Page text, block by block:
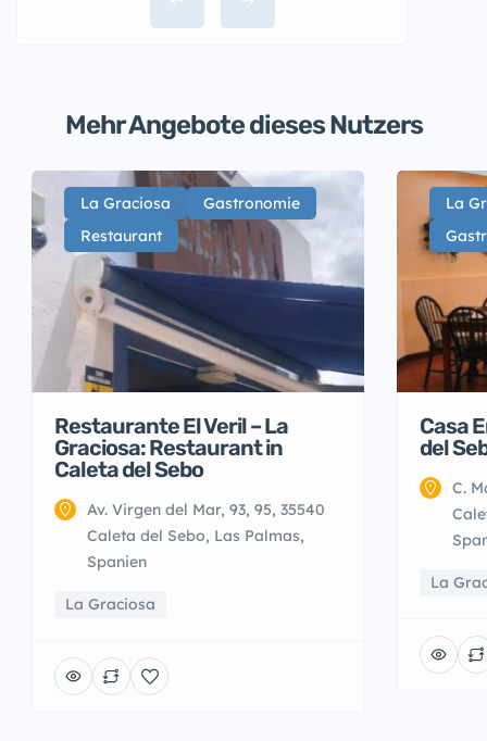
Mehr Angebote dieses Nutzers
La Graciosa
Gastronomie
Restaurant
Restaurante El Veril – La
Graciosa: Restaurant in
Caleta del Sebo
Av. Virgen del Mar, 93, 95, 35540
Caleta del Sebo, Las Palmas,
Spanien
La Graciosa
La
Casa
del
C.
La